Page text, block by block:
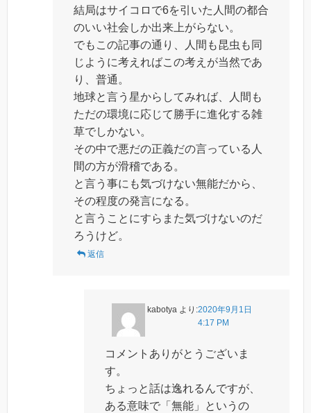
結局はサイコロで6を引いた人間の都合
のいい社会しか出来上がらない。
でもこの記事の通り、人間も昆虫も同
じように考えればこの考えが当然であ
り、普通。
地球と言う星からしてみれば、人間も
ただの環境に応じて勝手に進化する雑
草でしかない。
その中で悪だの正義だの言っている人
間の方が滑稽である。
と言う事にも気づけない無能だから、
その程度の発言になる。
と言うことにすらまた気づけないのだ
ろうけど。
返信
kabotya より:2020年9月1日
4:17 PM
コメントありがとうございま
す。
ちょっと話は逸れるんですが、
ある意味で「無能」というの